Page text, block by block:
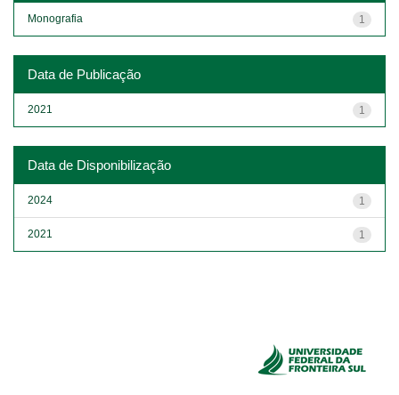
1
Monografia
Data de Publicação
1
2021
Data de Disponibilização
1
2024
1
2021